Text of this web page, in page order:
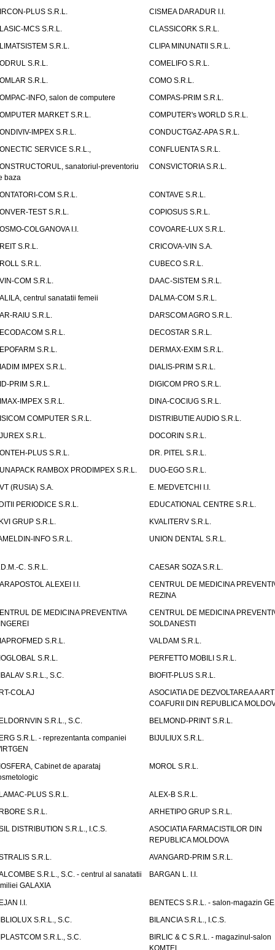
PLUS S.R.L.
CISMEA DARADUR I.I.
MCS S.R.L.
CLASSICORK S.R.L.
S.R.L.
CLIPA MINUNATII S.R.L.
S.R.L.
COMELIFO S.R.L.
S.R.L.
COMO S.R.L.
INFO, salon de computere
COMPAS-PRIM S.R.L.
MARKET S.R.L.
COMPUTER's WORLD S.R.L.
IMPEX S.R.L.
CONDUCTGAZ-APA S.R.L.
SERVICE S.R.L.,
CONFLUENTA S.R.L.
sanatoriul-preventoriu
baza
CONSVICTORIA S.R.L.
COM S.R.L.
CONTAVE S.R.L.
TEST S.R.L.
COPIOSUS S.R.L.
COLGANOVA I.I.
COVOARE-LUX S.R.L.
S.R.L.
CRICOVA-VIN S.A.
S.R.L.
CUBECO S.R.L.
COM S.R.L.
DAAC-SISTEM S.R.L.
centrul sanatatii femeii
DALMA-COM S.R.L.
RAIU S.R.L.
DARSCOM AGRO S.R.L.
S.R.L.
DECOSTAR S.R.L.
S.R.L.
DERMAX-EXIM S.R.L.
IMPEX S.R.L.
DIALIS-PRIM S.R.L.
PRIM S.R.L.
DIGICOM PRO S.R.L.
IMPEX S.R.L.
DINA-COCIUG S.R.L.
COMPUTER S.R.L.
DISTRIBUTIE AUDIO S.R.L.
S.R.L.
DOCORIN S.R.L.
PLUS S.R.L.
DR. PITEL S.R.L.
RAMBOX PRODIMPEX S.R.L.
DUO-EGO S.R.L.
(RUSIA) S.A.
E. MEDVETCHI I.I.
PERIODICE S.R.L.
EDUCATIONAL CENTRE S.R.L.
GRUP S.R.L.
KVALITERV S.R.L.
INFO S.R.L.
UNION DENTAL S.R.L.
C. S.R.L.
CAESAR SOZA S.R.L.
ALEXEI I.I.
CENTRUL DE MEDICINA
REZINA
DE MEDICINA PREVENTIVA
CENTRUL DE MEDICINA
SOLDANESTI
S.R.L.
VALDAM S.R.L.
S.R.L.
PERFETTO MOBILI S.R.L.
S.R.L., S.C.
BIOFIT-PLUS S.R.L.
COLAJ
ASOCIATIA DE DEZVOLTAREA A
COAFURII DIN REPUBLICA
S.R.L., S.C.
BELMOND-PRINT S.R.L.
S.R.L. - reprezentanta companiei
BIJULIUX S.R.L.
Cabinet de aparataj
MOROL S.R.L.
PLUS S.R.L.
ALEX-B S.R.L.
S.R.L.
ARHETIPO GRUP S.R.L.
DISTRIBUTION S.R.L., I.C.S.
ASOCIATIA FARMACISTILOR DIN
REPUBLICA MOLDOVA
S.R.L.
AVANGARD-PRIM S.R.L.
S.R.L., S.C. - centrul al sanatatii
GALAXIA
BARGAN L. I.I.
I.I.
BENTECS S.R.L. - salon-magazin
S.R.L., S.C.
BILANCIA S.R.L., I.C.S.
S.R.L., S.C.
BIRLIC & C S.R.L. - magazinul-salon
KOMTEL